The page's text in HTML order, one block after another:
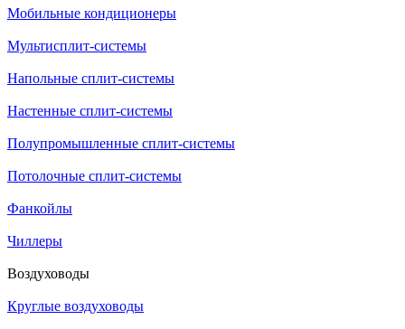
Мобильные кондиционеры
Мультисплит-системы
Напольные сплит-системы
Настенные сплит-системы
Полупромышленные сплит-системы
Потолочные сплит-системы
Фанкойлы
Чиллеры
Воздуховоды
Круглые воздуховоды